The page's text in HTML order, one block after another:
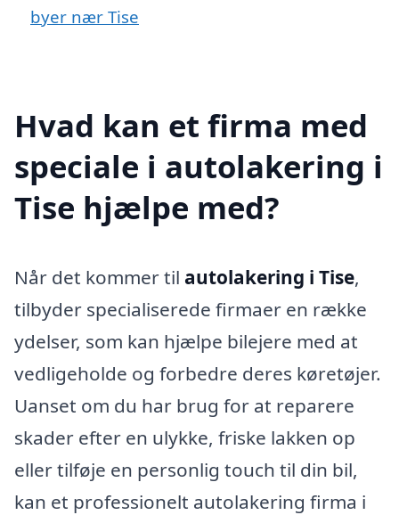
byer nær Tise
Hvad kan et firma med
speciale i autolakering i
Tise hjælpe med?
Når det kommer til autolakering i Tise,
tilbyder specialiserede firmaer en række
ydelser, som kan hjælpe bilejere med at
vedligeholde og forbedre deres køretøjer.
Uanset om du har brug for at reparere
skader efter en ulykke, friske lakken op
eller tilføje en personlig touch til din bil,
kan et professionelt autolakering firma i